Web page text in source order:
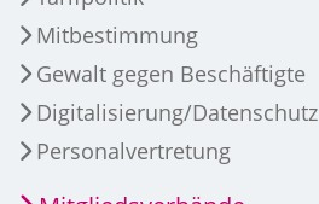
Mitbestimmung
Gewalt gegen Beschäftigte
Digitalisierung/Datenschutz
Personalvertretung